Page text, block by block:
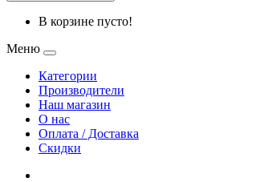
В корзине пусто!
Меню
Категории
Производители
Наш магазин
О нас
Оплата / Доставка
Скидки